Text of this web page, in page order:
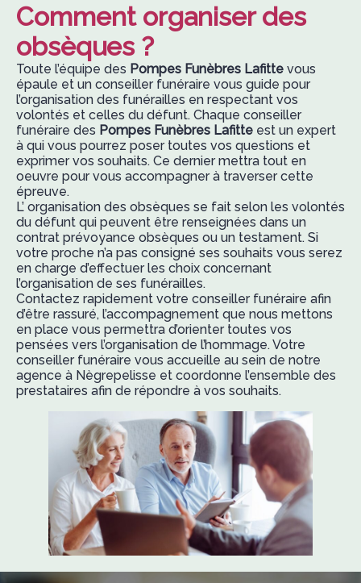
Comment organiser des
obsèques ?
Toute l’équipe des Pompes Funèbres Lafitte vous
épaule et un conseiller funéraire vous guide pour
l’organisation des funérailles en respectant vos
volontés et celles du défunt. Chaque conseiller
funéraire des Pompes Funèbres Lafitte est un expert
à qui vous pourrez poser toutes vos questions et
exprimer vos souhaits. Ce dernier mettra tout en
oeuvre pour vous accompagner à traverser cette
épreuve.
L’ organisation des obsèques se fait selon les volontés
du défunt qui peuvent être renseignées dans un
contrat prévoyance obsèques ou un testament. Si
votre proche n’a pas consigné ses souhaits vous serez
en charge d’effectuer les choix concernant
l’organisation de ses funérailles.
Contactez rapidement votre conseiller funéraire afin
d’être rassuré, l’accompagnement que nous mettons
en place vous permettra d’orienter toutes vos
pensées vers l’organisation de l’hommage. Votre
conseiller funéraire vous accueille au sein de notre
agence à Nègrepelisse et coordonne l’ensemble des
prestataires afin de répondre à vos souhaits.